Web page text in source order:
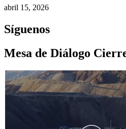
abril 15, 2026
Síguenos
Mesa de Diálogo